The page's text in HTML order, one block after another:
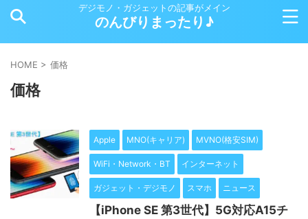
デジモノ・ガジェットの記事がメイン
のんびりまったり♪
HOME > 価格
価格
Apple MNO(キャリア) MVNO(格安SIM)
WiFi・Network・BT インターネット
ガジェット・デジモノ スマホ ニュース
【iPhone SE 第3世代】5G対応A15チ